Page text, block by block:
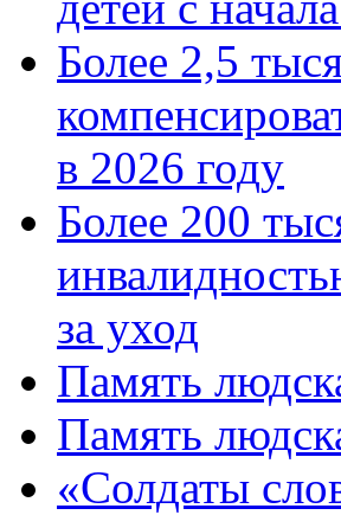
Более 2,5
в 2026 году
Более 200
за уход
Память
Память
«Солдаты